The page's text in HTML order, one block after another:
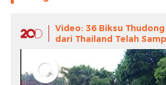
Video: 36 Biksu
dari Thailand Telah